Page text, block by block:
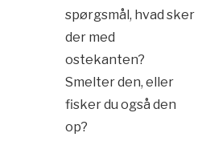
spørgsmål, hvad sker
der med
ostekanten?
Smelter den, eller
fisker du også den
op?